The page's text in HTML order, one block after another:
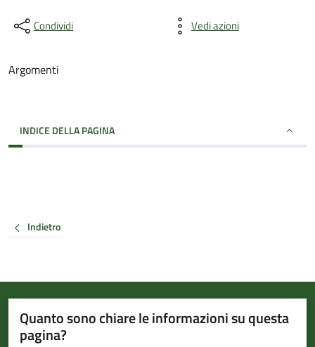
Condividi Vedi azioni
Argomenti
INDICE DELLA PAGINA
Indietro
Quanto sono chiare le informazioni su questa
pagina?